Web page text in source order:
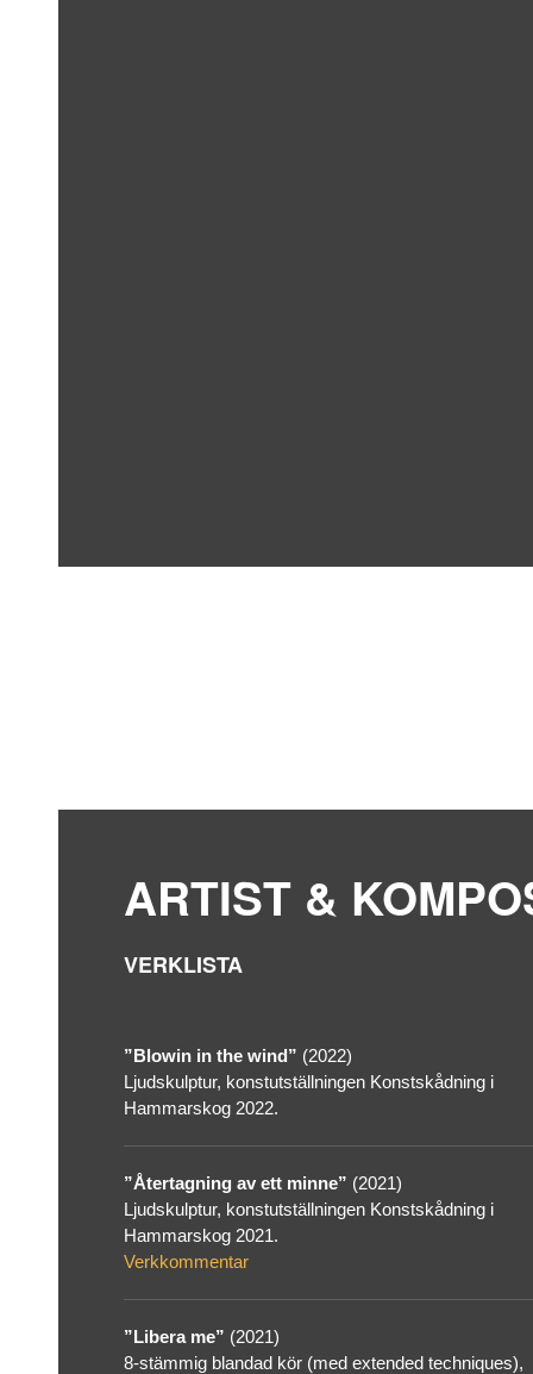
ARTIST &
VERKLISTA
”Blowin in the wind” (2022)
Ljudskulptur, konstutställningen Konstskådning i
Hammarskog 2022.
”Återtagning av ett minne” (2021)
Ljudskulptur, konstutställningen Konstskådning i
Hammarskog 2021.
Verkkommentar
”Libera me” (2021)
8-stämmig blandad kör (med extended techniques),